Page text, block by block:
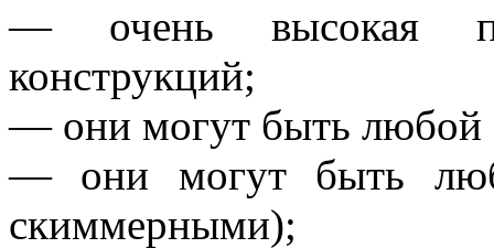
— очень высокая
конструкций;
— они могут быть любой
— они могут быть
скиммерными);